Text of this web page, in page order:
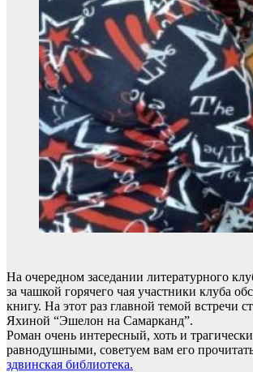
На очередном заседании литературного
за чашкой горячего чая участники клуба
книгу. На этот раз главной темой встречи
Яхиной “Эшелон на Самарканд”.
Роман очень интересный, хоть и
равнодушными, советуем вам его
здвинская библиотека.